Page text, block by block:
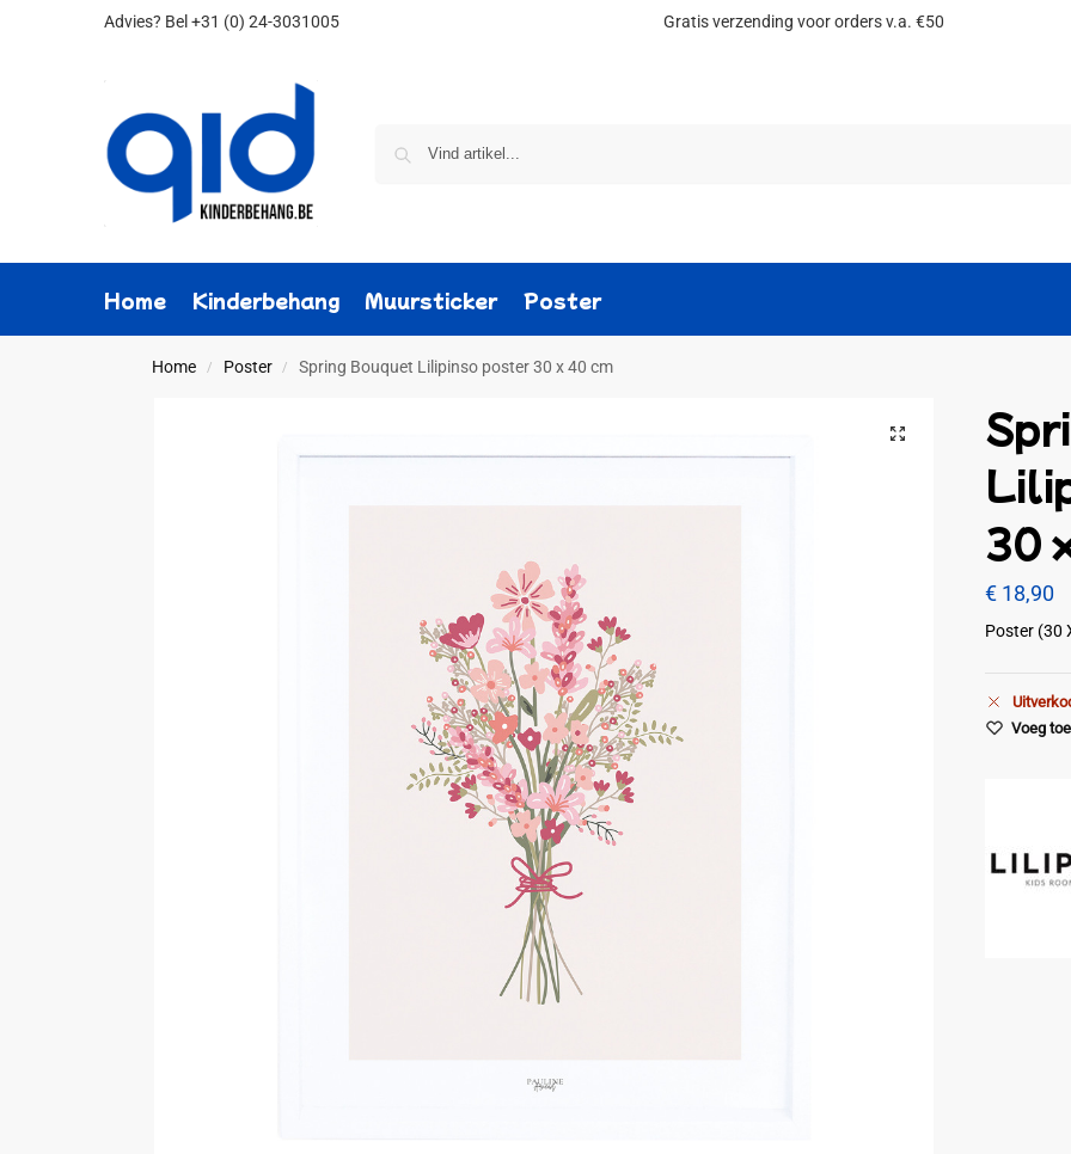
Advies? Bel +31 (0) 24-3031005 Gratis verzending voor orders v.a. €50
Home Kinderbehang Muursticker Poster
Home / Poster / Spring Bouquet Lilipinso poster 30 x 40 cm
30
€ 18,90
Poster (30
Voeg